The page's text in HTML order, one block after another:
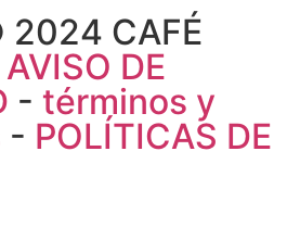
CAFÉ
AVISO DE
- términos y
- POLÍTICAS DE